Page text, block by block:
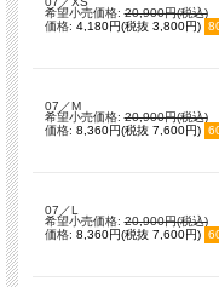
希望小売価格:20,900円(税込)
価格: 4,180円(税抜 3,800円)
07／M
希望小売価格:20,900円(税込)
価格: 8,360円(税抜 7,600円)
07／L
希望小売価格:20,900円(税込)
価格: 8,360円(税抜 7,600円)